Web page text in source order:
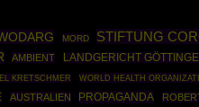
MORD STIFTUNG
AMBIENT LANDGERICHT
KRETSCHMER WORLD HEALTH
AUSTRALIEN PROPAGANDA